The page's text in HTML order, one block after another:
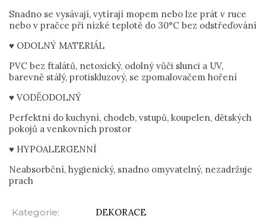
Snadno se vysávají, vytírají mopem nebo lze prát v ruce
nebo v pračce při nízké teplotě do 30°C bez odstřeďování
♥ ODOLNÝ MATERIÁL
PVC bez ftalátů, netoxický, odolný vůči slunci a UV,
barevně stálý, protiskluzový, se zpomalovačem hoření
♥ VODĚODOLNÝ
Perfektní do kuchyní, chodeb, vstupů, koupelen, dětských
pokojů a venkovních prostor
♥ HYPOALERGENNÍ
Neabsorbční, hygienický, snadno omyvatelný, nezadržuje
prach
Kategorie:
DEKORACE